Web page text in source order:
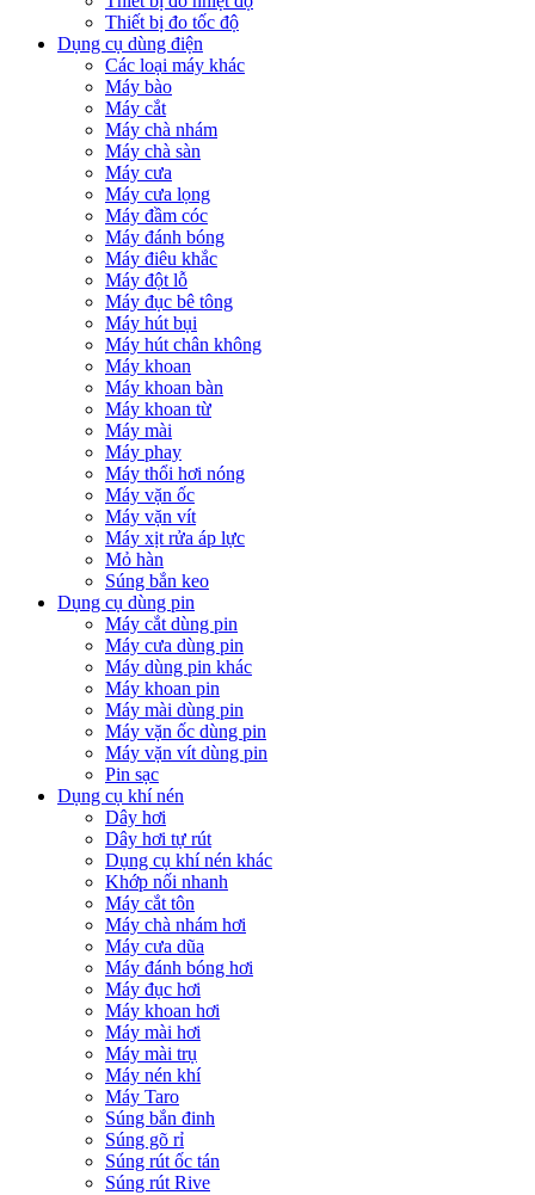
Thiết bị đo tốc độ
Dụng cụ dùng điện
Các loại máy khác
Máy bào
Máy cắt
Máy chà nhám
Máy chà sàn
Máy cưa
Máy cưa lọng
Máy đầm cóc
Máy đánh bóng
Máy điêu khắc
Máy đột lỗ
Máy đục bê tông
Máy hút bụi
Máy hút chân không
Máy khoan
Máy khoan bàn
Máy khoan từ
Máy mài
Máy phay
Máy thổi hơi nóng
Máy vặn ốc
Máy vặn vít
Máy xịt rửa áp lực
Mỏ hàn
Súng bắn keo
Dụng cụ dùng pin
Máy cắt dùng pin
Máy cưa dùng pin
Máy dùng pin khác
Máy khoan pin
Máy mài dùng pin
Máy vặn ốc dùng pin
Máy vặn vít dùng pin
Pin sạc
Dụng cụ khí nén
Dây hơi
Dây hơi tự rút
Dụng cụ khí nén khác
Khớp nối nhanh
Máy cắt tôn
Máy chà nhám hơi
Máy cưa dũa
Máy đánh bóng hơi
Máy đục hơi
Máy khoan hơi
Máy mài hơi
Máy mài trụ
Máy nén khí
Máy Taro
Súng bắn đinh
Súng gõ rỉ
Súng rút ốc tán
Súng rút Rive